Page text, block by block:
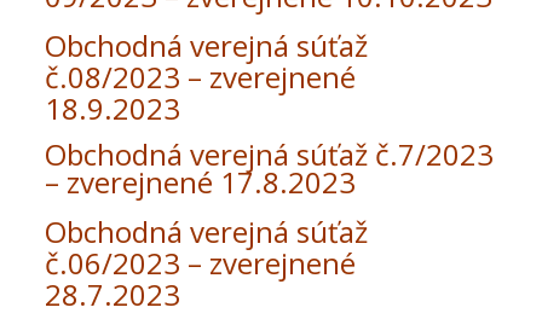
Obchodná verejná súťaž
č.08/2023 – zverejnené
18.9.2023
Obchodná verejná súťaž č.7/2023
– zverejnené 17.8.2023
Obchodná verejná súťaž
č.06/2023 – zverejnené
28.7.2023